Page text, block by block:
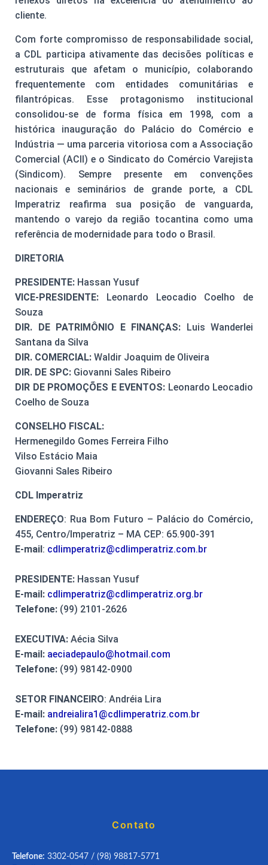
cliente.
Com forte compromisso de responsabilidade social,
a CDL participa ativamente das decisões políticas e
estruturais que afetam o município, colaborando
frequentemente com entidades comunitárias e
filantrópicas. Esse protagonismo institucional
consolidou-se de forma física em 1998, com a
histórica inauguração do Palácio do Comércio e
Indústria — uma parceria vitoriosa com a Associação
Comercial (ACII) e o Sindicato do Comércio Varejista
(Sindicom). Sempre presente em convenções
nacionais e seminários de grande porte, a CDL
Imperatriz reafirma sua posição de vanguarda,
mantendo o varejo da região tocantina como uma
referência de modernidade para todo o Brasil.
DIRETORIA
PRESIDENTE: Hassan Yusuf
VICE-PRESIDENTE: Leonardo Leocadio Coelho de
Souza
DIR. DE PATRIMÔNIO E FINANÇAS: Luis Wanderlei
Santana da Silva
DIR. COMERCIAL: Waldir Joaquim de Oliveira
DIR. DE SPC: Giovanni Sales Ribeiro
DIR DE PROMOÇÕES E EVENTOS: Leonardo Leocadio
Coelho de Souza
CONSELHO FISCAL:
Hermenegildo Gomes Ferreira Filho
Vilso Estácio Maia
Giovanni Sales Ribeiro
CDL Imperatriz
ENDEREÇO: Rua Bom Futuro – Palácio do Comércio,
455, Centro/Imperatriz – MA CEP: 65.900-391
E-mail: cdlimperatriz@cdlimperatriz.com.br
PRESIDENTE: Hassan Yusuf
E-mail: cdlimperatriz@cdlimperatriz.org.br
Telefone: (99) 2101-2626
EXECUTIVA: Aécia Silva
E-mail: aeciadepaulo@hotmail.com
Telefone: (99) 98142-0900
SETOR FINANCEIRO: Andréia Lira
E-mail: andreialira1@cdlimperatriz.com.br
Telefone: (99) 98142-0888
Contato
Telefone: 3302-0547 / (98) 98817-5771